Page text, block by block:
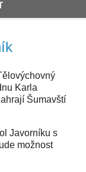
Karla
Šumavští
Javorníku s
možnost